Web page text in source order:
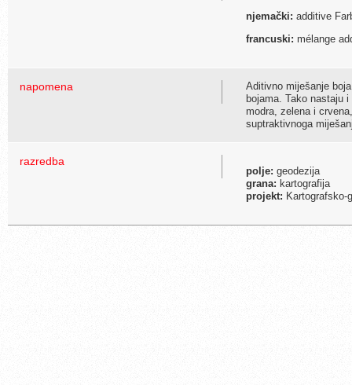
njemački: additive
francuski: mélange
napomena
Aditivno miješanje
bojama. Tako nastaju
modra, zelena i
suptraktivnoga
razredba
polje: geodezija
grana: kartografija
projekt: Kartografsko-